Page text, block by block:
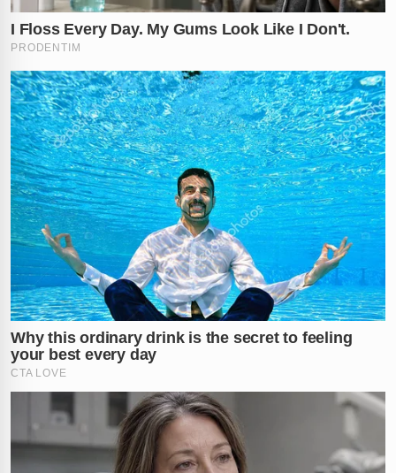
Trânsito Interrompido
enquanto as equipes de resgate trabalhavam.
Motoristas foram orientados a buscar rotas alternativas
para evitar o caos.
A polícia deve investigar as causas reais dessa tragédia
que quase termina em morte.A imprudência ou falha
mecânica?Só a perícia poderá confirmar.